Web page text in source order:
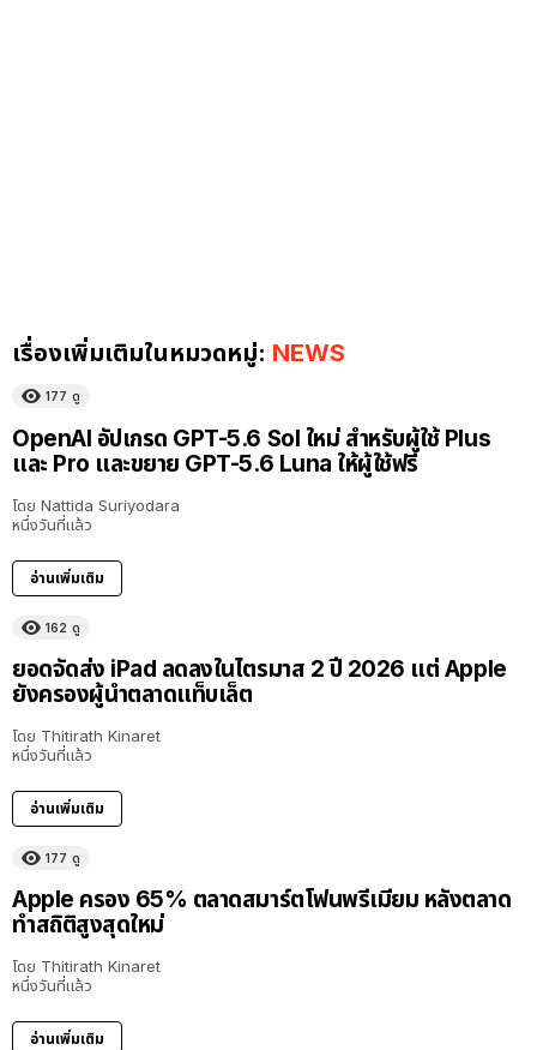
เรื่องเพิ่มเติมในหมวดหมู่: NEWS
177 ดู
OpenAI อัปเกรด GPT-5.6 Sol ใหม่ สำหรับผู้ใช้ Plus
และ Pro และขยาย GPT-5.6 Luna ให้ผู้ใช้ฟรี
โดย Nattida Suriyodara
หนึ่งวันที่แล้ว
อ่านเพิ่มเติม
162 ดู
ยอดจัดส่ง iPad ลดลงในไตรมาส 2 ปี 2026 แต่ Apple
ยังครองผู้นำตลาดแท็บเล็ต
โดย Thitirath Kinaret
หนึ่งวันที่แล้ว
อ่านเพิ่มเติม
177 ดู
Apple ครอง 65% ตลาดสมาร์ตโฟนพรีเมียม หลังตลาด
ทำสถิติสูงสุดใหม่
โดย Thitirath Kinaret
หนึ่งวันที่แล้ว
อ่านเพิ่มเติม